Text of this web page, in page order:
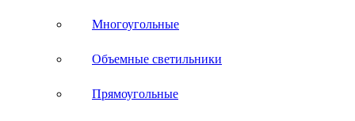
Многоугольные
Объемные светильники
Прямоугольные